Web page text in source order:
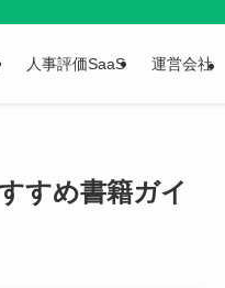
人事評価SaaS 運営会社
すめ書籍ガイ